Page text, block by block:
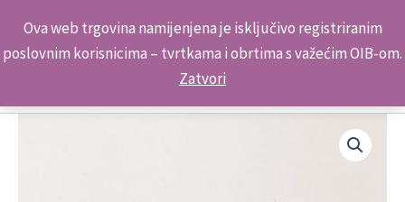
Ova web trgovina namijenjena je isključivo registriranim
poslovnim korisnicima – tvrtkama i obrtima s važećim OIB-om.
Zatvori
content
Kontakt telefon: +385 98 179 3891